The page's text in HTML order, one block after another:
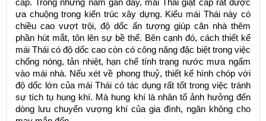
ưa chuộng trong kiến trúc xây dựng. Kiểu mái Thái này có
chiều cao vượt trội, độ dốc ấn tượng giúp căn nhà thêm
phần hút mắt, tôn lên sự bề thế. Bên cạnh đó, cách thiết kế
mái Thái có độ dốc cao còn có công năng đặc biệt trong việc
chống nóng, tản nhiệt, hạn chế tính trạng nước mưa ngấm
vào mái nhà. Nếu xét về phong thuỷ, thiết kế hình chóp với
độ dốc lớn của mái Thái có tác dụng rất tốt trong việc tránh
sự tích tụ hung khí. Mà hung khí là nhân tố ảnh hưởng đến
dòng lưu chuyển vượng khí của gia đình, ngăn không cho